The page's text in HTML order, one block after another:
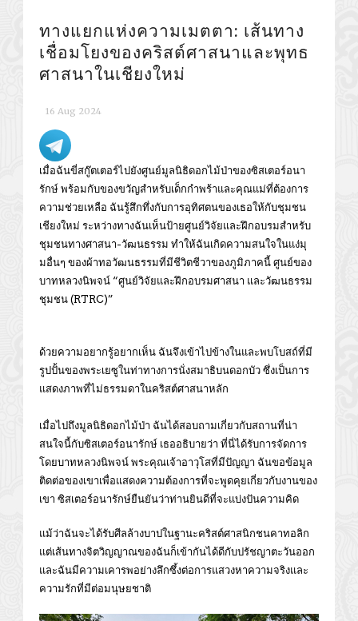
ทางแยกแห่งความเมตตา: เส้นทาง
เชื่อมโยงของคริสต์ศาสนาและพุทธ
ศาสนาในเชียงใหม่
16 Aug 2024
เมื่อฉันขี่สกู๊ตเตอร์ไปยังศูนย์มูลนิธิดอกไม้ป่าของซิสเตอร์อนา
รักษ์ พร้อมกับของขวัญสำหรับเด็กกำพร้าและคุณแม่ที่ต้องการ
ความช่วยเหลือ ฉันรู้สึกทึ่งกับการอุทิศตนของเธอให้กับชุมชน
เชียงใหม่ ระหว่างทางฉันเห็นป้ายศูนย์วิจัยและฝึกอบรมสำหรับ
ชุมชนทางศาสนา-วัฒนธรรม ทำให้ฉันเกิดความสนใจในแง่มุ
มอื่นๆ ของผ้าทอวัฒนธรรมที่มีชีวิตชีวาของภูมิภาคนี้ ศูนย์ของ
บาทหลวงนิพจน์ “ศูนย์วิจัยและฝึกอบรมศาสนา​ และวัฒนธรรม
ชุมชน​ (RTRC​)”
ด้วยความอยากรู้อยากเห็น ฉันจึงเข้าไปข้างในและพบโบสถ์ที่มี
รูปปั้นของพระเยซูในท่าทางการนั่งสมาธิบนดอกบัว ซึ่งเป็นการ
แสดงภาพที่ไม่ธรรมดาในคริสต์ศาสนาหลัก
เมื่อไปถึงมูลนิธิดอกไม้ป่า ฉันได้สอบถามเกี่ยวกับสถานที่น่า
สนใจนี้กับซิสเตอร์อนารักษ์ เธออธิบายว่า ที่นี่ได้รับการจัดการ
โดยบาทหลวงนิพจน์ พระคุณเจ้าอาวุโสที่มีปัญญา ฉันขอข้อมูล
ติดต่อของเขาเพื่อแสดงความต้องการที่จะพูดคุยเกี่ยวกับงานของ
เขา ซิสเตอร์อนารักษ์ยืนยันว่าท่านยินดีที่จะแบ่งปันความคิด
แม้ว่าฉันจะได้รับศีลล้างบาปในฐานะคริสต์ศาสนิกชนคาทอลิก
แต่เส้นทางจิตวิญญาณของฉันก็เข้ากันได้ดีกับปรัชญาตะวันออก
และฉันมีความเคารพอย่างลึกซึ้งต่อการแสวงหาความจริงและ
ความรักที่มีต่อมนุษยชาติ